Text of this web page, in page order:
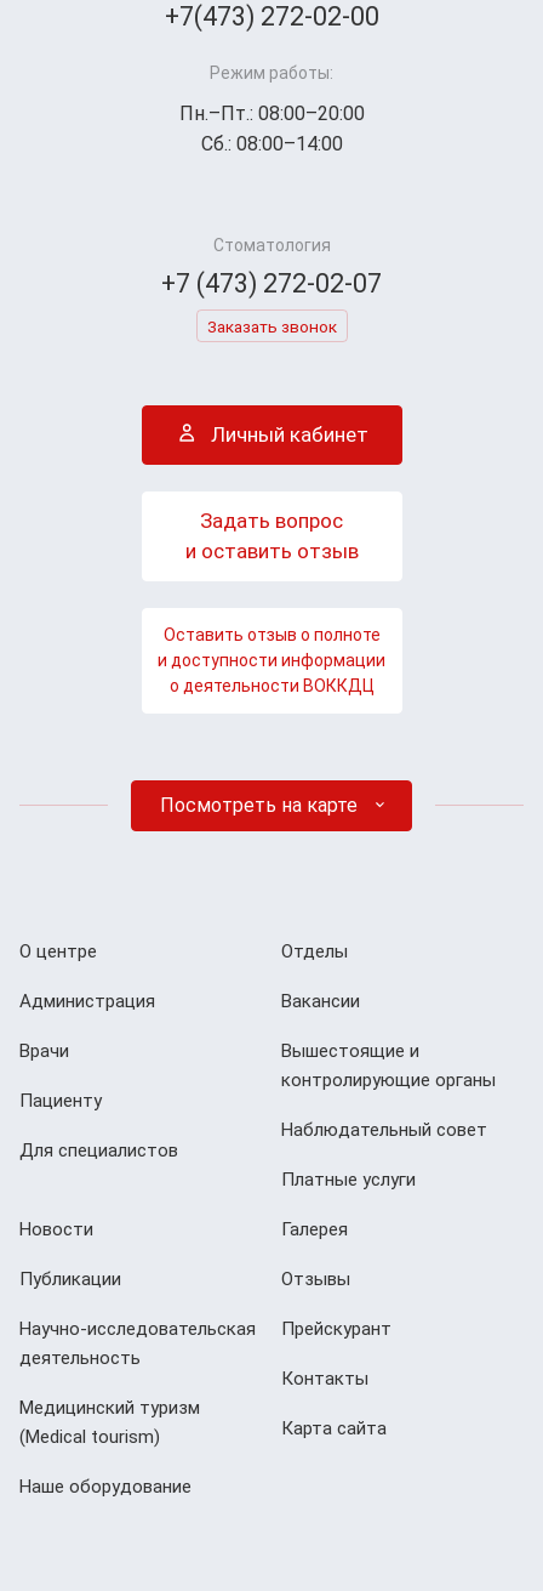
+7(473) 272-02-00
Режим работы:
Пн.–Пт.: 08:00–20:00
Сб.: 08:00–14:00
Стоматология
+7 (473) 272-02-07
Заказать звонок
Личный кабинет
Задать вопрос
и оставить отзыв
Оставить отзыв о полноте
и доступности информации
о деятельности ВОККДЦ
Посмотреть на карте
О центре
Администрация
Врачи
Пациенту
Для специалистов
Отделы
Вакансии
Вышестоящие и
контролирующие органы
Наблюдательный совет
Платные услуги
Новости
Публикации
Научно-исследовательская
деятельность
Медицинский туризм
(Мedical tourism)
Наше оборудование
Галерея
Отзывы
Прейскурант
Контакты
Карта сайта